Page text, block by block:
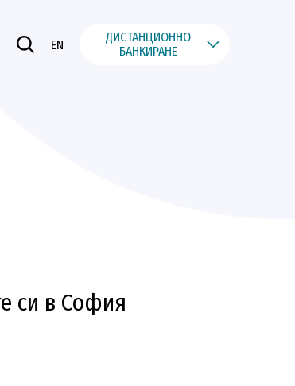
EN
ДИСТАНЦИОННО
БАНКИРАНЕ
си в София